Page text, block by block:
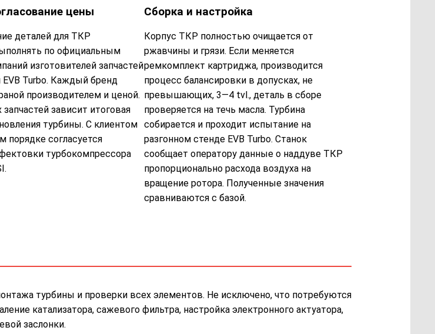
цены
деталей для ТКР
по официальным
изготовителей запчастей
Turbo. Каждый бренд
производителем и ценой.
зависит итоговая
турбины. С клиентом
порядке согласуется
турбокомпрессора
Сборка и настройка
Корпус ТКР полностью очищается от
ржавчины и грязи. Если меняется
ремкомплект картриджа, производится
процесс балансировки в допусках, не
превышающих, 3—4 tvl., деталь в сборе
проверяется на течь масла. Турбина
собирается и проходит испытание на
разгонном стенде EVB Turbo. Станок
сообщает оператору данные о наддуве ТКР
пропорционально расхода воздуха на
вращение ротора. Полученные значения
сравниваются с базой.
турбины и проверки всех элементов. Не исключено, что потребуются
катализатора, сажевого фильтра, настройка электронного актуатора,
заслонки.